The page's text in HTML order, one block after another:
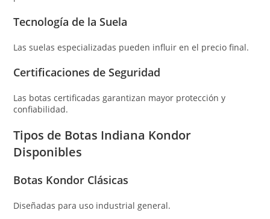
Tecnología de la Suela
Las suelas especializadas pueden influir en el precio final.
Certificaciones de Seguridad
Las botas certificadas garantizan mayor protección y
confiabilidad.
Tipos de Botas Indiana Kondor
Disponibles
Botas Kondor Clásicas
Diseñadas para uso industrial general.